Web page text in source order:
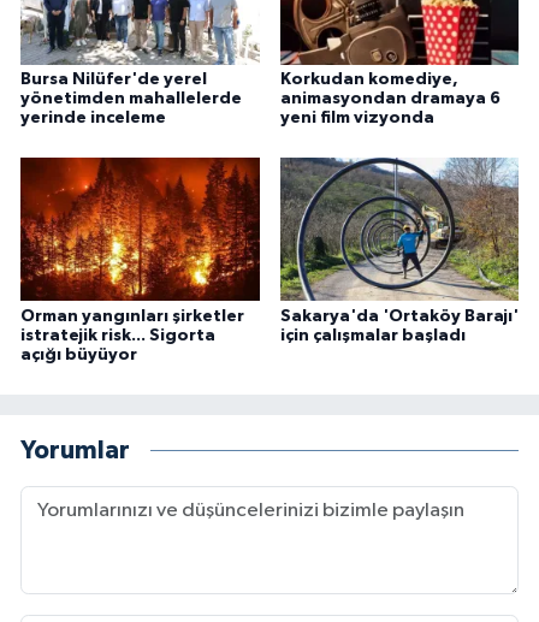
Bursa Nilüfer'de yerel
yönetimden mahallelerde
yerinde inceleme
Korkudan komediye,
animasyondan dramaya 6
yeni film vizyonda
Orman yangınları şirketler
istratejik risk... Sigorta
açığı büyüyor
Sakarya'da 'Ortaköy Barajı'
için çalışmalar başladı
Yorumlar